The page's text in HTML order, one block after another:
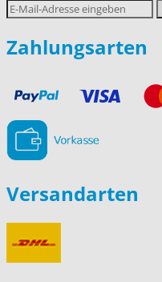
E-
Mail-
Adresse
Zahlungsarten
Versandarten